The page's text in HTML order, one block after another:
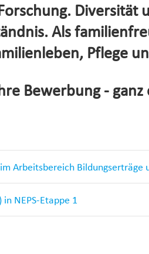
Diversität
Als
Pflege
Bewerbung -
Arbeitsbereich Bildungserträge
NEPS-Etappe 1